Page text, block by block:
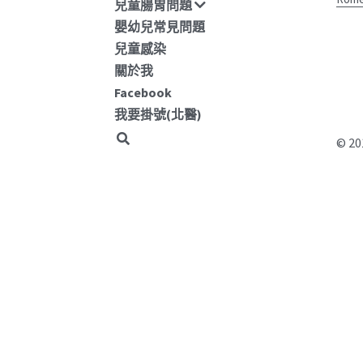
兒童腸胃問題
嬰幼兒常見問題
兒童感染
關於我
Facebook
我要掛號(北醫)
©